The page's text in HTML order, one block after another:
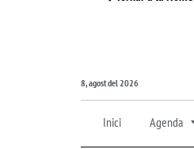
8, agost del 2026
Inici Agenda